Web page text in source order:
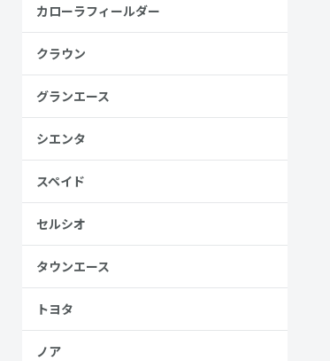
カローラフィールダー
クラウン
グランエース
シエンタ
スペイド
セルシオ
タウンエース
トヨタ
ノア